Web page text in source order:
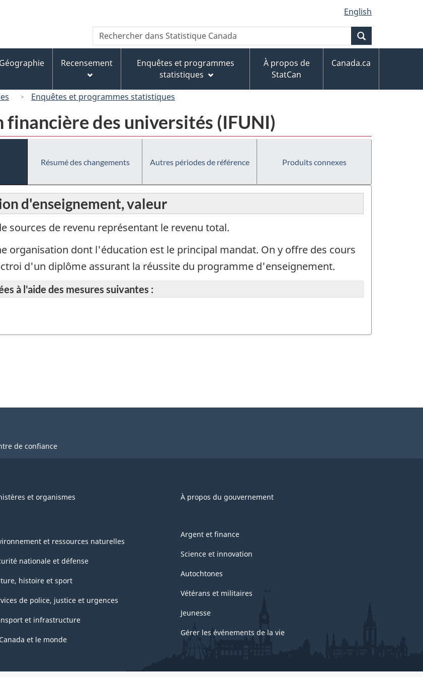
au
contenu
principal
« À
propos
de
ce
version
HTML
simplifiée
English
Recherche
Rechercher
dans
Canada
Géographie Recensement
Enquêtes et programmes
statistiques
À propos de
StatCan
Canada.ca
Enquêtes et programmes statistiques
des universités (IFUNI)
Résumé des changements Autres périodes de référence Produits connexes
d'enseignement, valeur
sources de revenu représentant le revenu total.
organisation dont l'éducation est le principal mandat. On y offre des cours
d'un diplôme assurant la réussite du programme d'enseignement.
à l'aide des mesures suivantes :
de confiance
et organismes À propos du gouvernement
et ressources naturelles
nationale et défense
histoire et sport
de police, justice et urgences
et infrastructure
et le monde
Argent et finance
Science et innovation
Autochtones
Vétérans et militaires
Jeunesse
Gérer les événements de la vie